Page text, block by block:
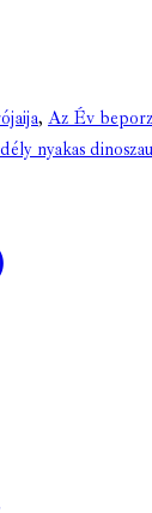
, Az Év
nyakas